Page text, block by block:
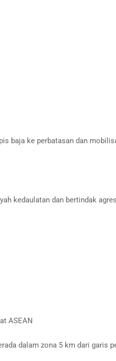
baja ke perbatasan dan
kedaulatan dan bertindak
ASEAN
dalam zona 5 km dari garis